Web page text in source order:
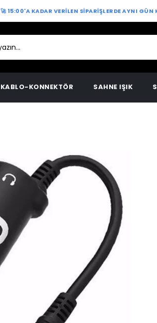
🚀 15:00'A KADAR VERİLEN SİPARİŞLERDE AYNI GÜN
KABLO-KONNEKTÖR SAHNE IŞIK